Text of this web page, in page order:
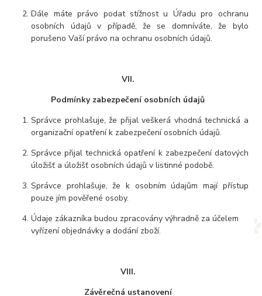
Dále máte právo podat stížnost u Úřadu pro ochranu
osobních údajů v případě, že se domníváte, že bylo
porušeno Vaší právo na ochranu osobních údajů.
VII.
Podmínky zabezpečení osobních údajů
Správce prohlašuje, že přijal veškerá vhodná technická a
organizační opatření k zabezpečení osobních údajů.
Správce přijal technická opatření k zabezpečení datových
úložišť a úložišť osobních údajů v listinné podobě.
Správce prohlašuje, že k osobním údajům mají přístup
pouze jím pověřené osoby.
Údaje zákazníka budou zpracovány výhradně za účelem
vyřízení objednávky a dodání zboží.
VIII.
Závěrečná ustanovení